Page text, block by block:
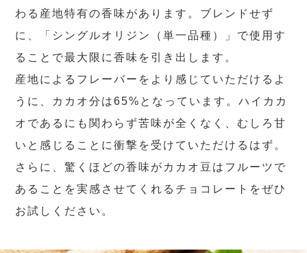
わる産地特有の香味があります。ブレンドせず
に、「シングルオリジン（単一品種）」で使用す
ることで最大限に香味を引き出します。
産地によるフレーバーをより感じていただけるよ
うに、カカオ分は65%となっています。ハイカカ
オであるにも関わらず苦味が全くなく、むしろ甘
いと感じることに衝撃を受けていただけるはず。
さらに、驚くほどの香味がカカオ豆はフルーツで
あることを実感させてくれるチョコレートをぜひ
お試しください。